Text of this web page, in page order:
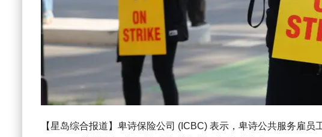
【星岛综合报道】卑诗保险公司 (ICBC) 表示，卑诗公共服务雇员